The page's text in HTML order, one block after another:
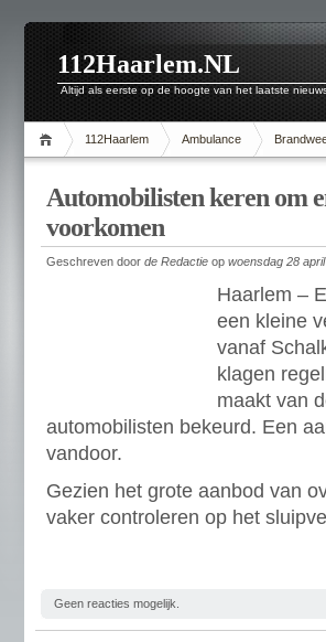
112Haarlem.NL
Altijd als eerste op de hoogte van het laatste
112Haarlem Ambulance
Automobilisten keren om
voorkomen
Geschreven door de Redactie op woensdag 28
Haarlem –
een kleine
vanaf
klagen
maakt van
automobilisten bekeurd. Een
vandoor.
Gezien het grote aanbod van
vaker controleren op het
Geen reacties mogelijk.